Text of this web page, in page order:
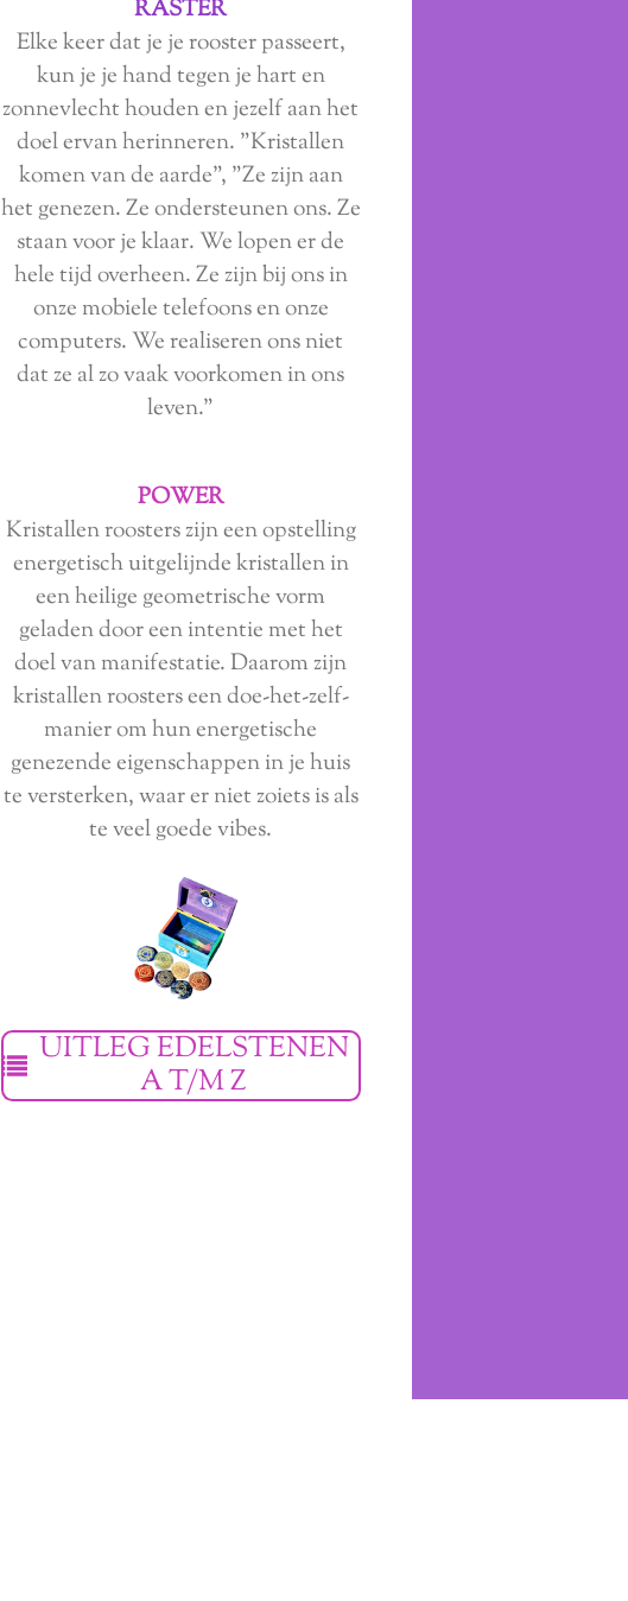
RASTER
Elke keer dat je je rooster passeert,
kun je je hand tegen je hart en
zonnevlecht houden en jezelf aan het
doel ervan herinneren. "Kristallen
komen van de aarde", "Ze zijn aan
het genezen. Ze ondersteunen ons. Ze
staan ​​voor je klaar. We lopen er de
hele tijd overheen. Ze zijn bij ons in
onze mobiele telefoons en onze
computers. We realiseren ons niet
dat ze al zo vaak voorkomen in ons
leven."
POWER
Kristallen roosters zijn een opstelling
energetisch uitgelijnde kristallen in
een heilige geometrische vorm
geladen door een intentie met het
doel van manifestatie. Daarom zijn
kristallen roosters een doe-het-zelf-
manier om hun energetische
genezende eigenschappen in je huis
te versterken, waar er niet zoiets is als
te veel goede vibes.
UITLEG EDELSTENEN
A T/M Z